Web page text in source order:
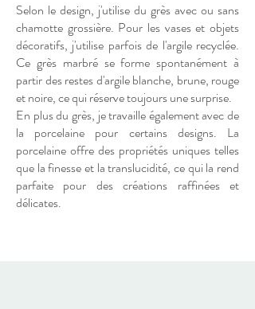
Selon le design, j'utilise du grès avec ou sans
chamotte grossière. Pour les vases et objets
décoratifs, j'utilise parfois de l'argile recyclée.
Ce grès marbré se forme spontanément à
partir des restes d'argile blanche, brune, rouge
et noire, ce qui réserve toujours une surprise.
En plus du grès, je travaille également avec de
la porcelaine pour certains designs. La
porcelaine offre des propriétés uniques telles
que la finesse et la translucidité, ce qui la rend
parfaite pour des créations raffinées et
délicates.